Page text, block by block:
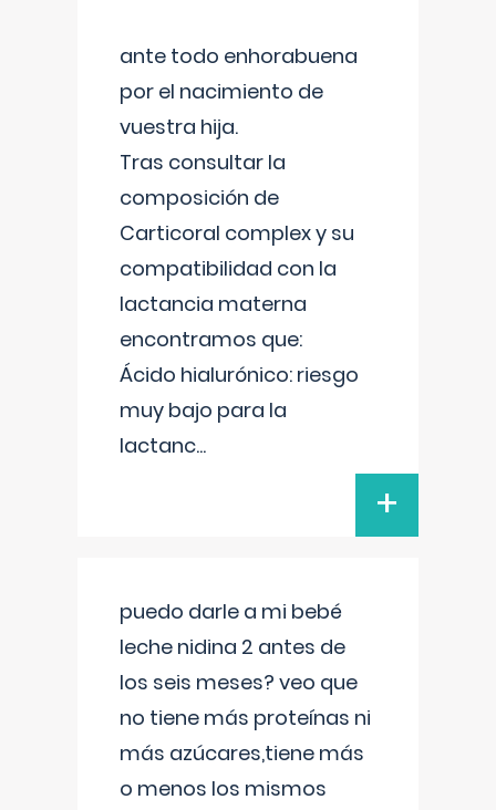
ante todo enhorabuena
por el nacimiento de
vuestra hija.
Tras consultar la
composición de
Carticoral complex y su
compatibilidad con la
lactancia materna
encontramos que:
Ácido hialurónico: riesgo
muy bajo para la
lactanc...
+
puedo darle a mi bebé
leche nidina 2 antes de
los seis meses? veo que
no tiene más proteínas ni
más azúcares,tiene más
o menos los mismos